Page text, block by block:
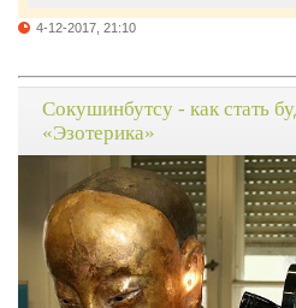
4-12-2017, 21:10
Сокушинбутсу - как стать
«Эзотерика»